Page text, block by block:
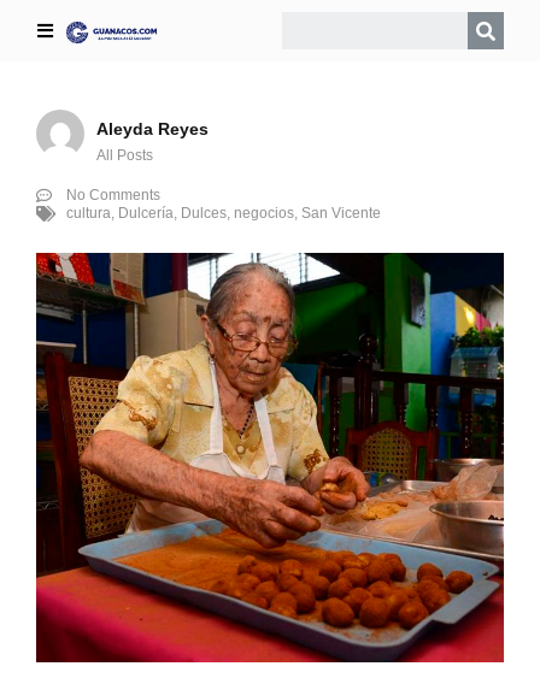
Aleyda Reyes
All Posts
No Comments
cultura, Dulcería, Dulces, negocios, San Vicente